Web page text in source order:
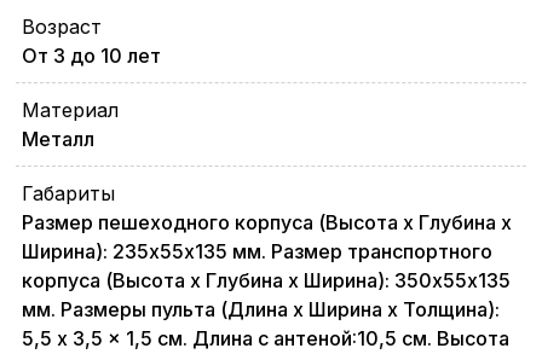
Возраст
От 3 до 10 лет
Материал
Металл
Габариты
Размер пешеходного корпуса (Высота х Глубина х
Ширина): 235х55х135 мм. Размер транспортного
корпуса (Высота х Глубина х Ширина): 350х55х135
мм. Размеры пульта (Длина х Ширина х Толщина):
5,5 x 3,5 x 1,5 см. Длина с антеной:10,5 см. Высота